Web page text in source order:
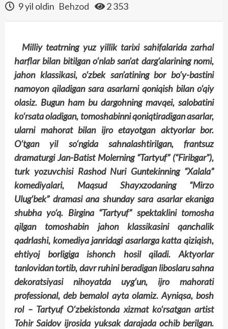
9 yil oldin Behzod 2 353
Milliy teatrning yuz yillik tarixi sahifalarida zarhal
harflar bilan bitilgan o‘nlab san’at darg‘alarining nomi,
jahon klassikasi, o‘zbek san’atining bor bo‘y-bastini
namoyon qiladigan sara asarlarni qoniqish bilan o‘qiy
olasiz. Bugun ham bu dargohning mavqei, salobatini
ko‘rsata oladigan, tomoshabinni qoniqtiradigan asarlar,
ularni mahorat bilan ijro etayotgan aktyorlar bor.
O‘tgan yil so‘ngida sahnalashtirilgan, frantsuz
dramaturgi Jan-Batist Molerning “Tartyuf” (“Firibgar”),
turk yozuvchisi Rashod Nuri Guntekinning “Xalala”
komediyalari, Maqsud Shayxzodaning “Mirzo
Ulug‘bek” dramasi ana shunday sara asarlar ekaniga
shubha yo‘q. Birgina “Tartyuf” spektaklini tomosha
qilgan tomoshabin jahon klassikasini qanchalik
qadrlashi, komediya janridagi asarlarga katta qiziqish,
ehtiyoj borligiga ishonch hosil qiladi. Aktyorlar
tanlovidan tortib, davr ruhini beradigan liboslaru sahna
dekoratsiyasi nihoyatda uyg‘un, ijro mahorati
professional, deb bemalol ayta olamiz. Ayniqsa, bosh
rol – Tartyuf O‘zbekistonda xizmat ko‘rsatgan artist
Tohir Saidov ijrosida yuksak darajada ochib berilgan.